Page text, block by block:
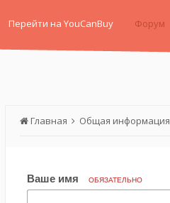
Перейти на YouCanBuy Форум
Главная Общая информация
Ваше имя ОБЯЗАТЕЛЬНО